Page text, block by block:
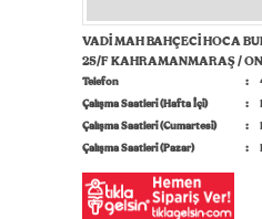
VADİ MAH BAHÇECİ HOCA
25/F KAHRAMANMARAŞ /
Telefon
Çalışma Saatleri (Hafta İçi)
Çalışma Saatleri (Cumartesi)
Çalışma Saatleri (Pazar)